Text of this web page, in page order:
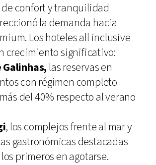
confort y tranquilidad
la demanda hacia
Los hoteles all inclusive
crecimiento significativo:
Galinhas,las reservas en
con régimen completo
del 40% respecto al verano
, los complejos frente al mar y
gastronómicas destacadas
primeros en agotarse.